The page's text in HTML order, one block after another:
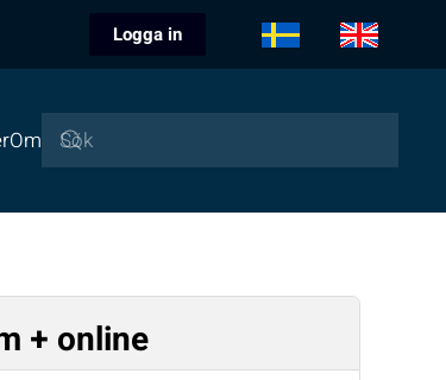
Logga in
Om
+ online